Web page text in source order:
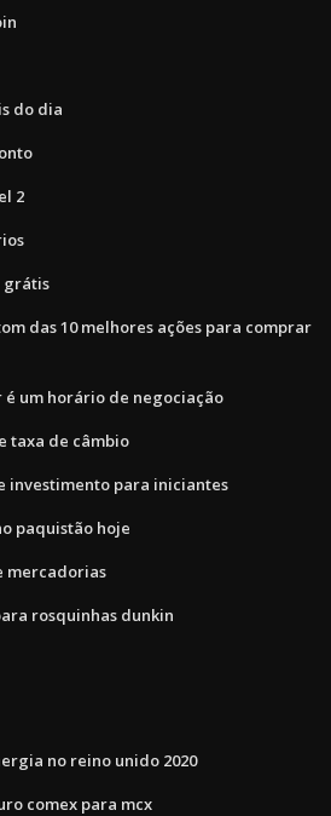
do dia
2
grátis
das 10 melhores ações para comprar
um horário de negociação
taxa de câmbio
investimento para iniciantes
paquistão hoje
mercadorias
rosquinhas dunkin
no reino unido 2020
comex para mcx